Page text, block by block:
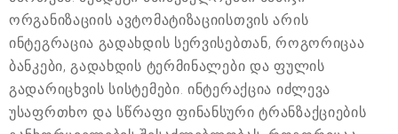
ორგანიზაციის ავტომატიზაციისთვის არის
ინტეგრაცია გადახდის სერვისებთან, როგორიცაა
ბანკები, გადახდის ტერმინალები და ფულის
გადარიცხვის სისტემები. ინტერაქცია იძლევა
უსაფრთხო და სწრაფი ფინანსური ტრანზაქციების